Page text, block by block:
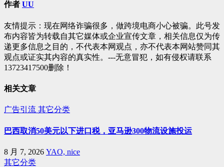
作者 UU
友情提示：现在网络诈骗很多，做跨境电商小心被骗。此号发
布内容皆为转载自其它媒体或企业宣传文章，相关信息仅为传
递更多信息之目的，不代表本网观点，亦不代表本网站赞同其
观点或证实其内容的真实性。---无意冒犯，如有侵权请联系
13723417500删除！
相关文章
广告引流 其它分类
巴西取消50美元以下进口税，亚马逊300物流设施投运
8 月 7, 2026 YAO, nice
其它分类